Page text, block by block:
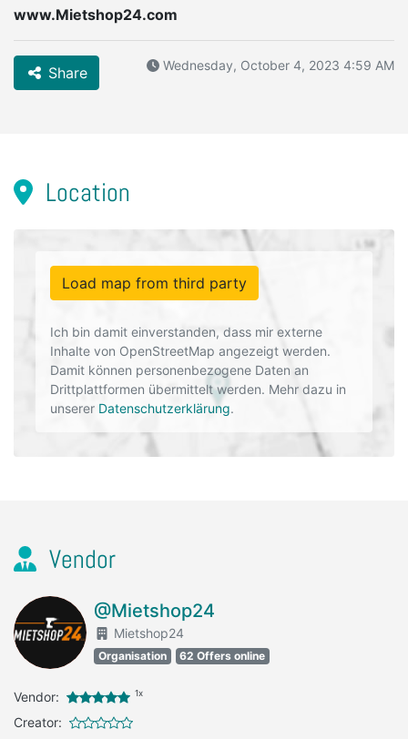
www.Mietshop24.com
Share Wednesday, October 4, 2023 4:59 AM
Location
Load map from third party
Ich bin damit einverstanden, dass mir externe
Inhalte von OpenStreetMap angezeigt werden.
Damit können personenbezogene Daten an
Drittplattformen übermittelt werden. Mehr dazu in
unserer Datenschutzerklärung.
Vendor
@Mietshop24
Mietshop24
Organisation 62 Offers online
Vendor: 1x
Creator: